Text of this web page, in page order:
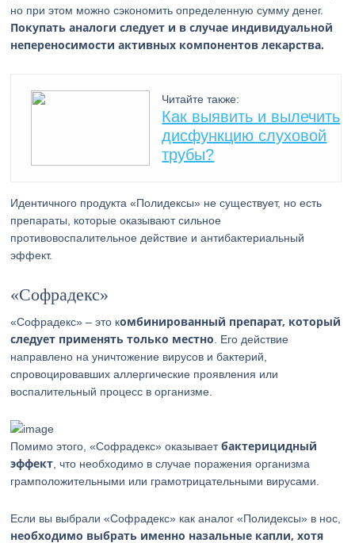
но при этом можно сэкономить определенную сумму денег.
Покупать аналоги следует и в случае индивидуальной
непереносимости активных компонентов лекарства.
Читайте также:
Как выявить и вылечить
дисфункцию слуховой
трубы?
Идентичного продукта «Полидексы» не существует, но есть
препараты, которые оказывают сильное
противовоспалительное действие и антибактериальный
эффект.
«Софрадекс»
«Софрадекс» – это комбинированный препарат, который
следует применять только местно . Его действие
направлено на уничтожение вирусов и бактерий,
спровоцировавших аллергические проявления или
воспалительный процесс в организме.
Помимо этого, «Софрадекс» оказываетбактерицидный
эффект , что необходимо в случае поражения организма
грамположительными или грамотрицательными вирусами.
Если вы выбрали «Софрадекс» как аналог «Полидексы» в нос,
необходимо выбрать именно назальные капли, хотя